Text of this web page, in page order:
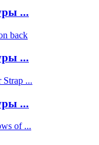
...
...
...